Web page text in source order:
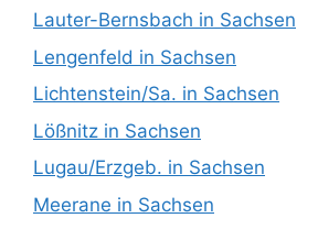
Lauter-Bernsbach in Sachsen
Lengenfeld in Sachsen
Lichtenstein/Sa. in Sachsen
Lößnitz in Sachsen
Lugau/Erzgeb. in Sachsen
Meerane in Sachsen